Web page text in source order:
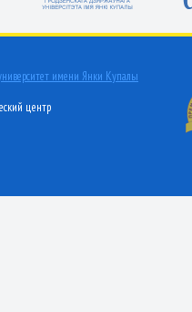
имени Янки Купалы
центр